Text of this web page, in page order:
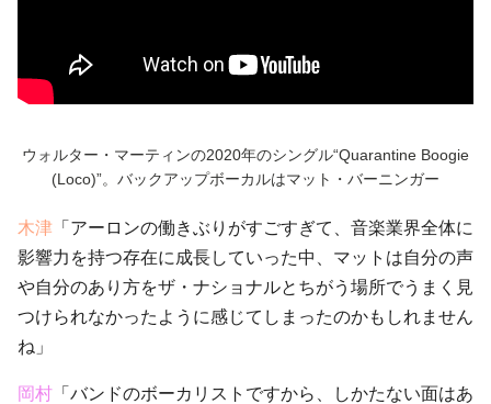
ウォルター・マーティンの2020年のシングル“Quarantine Boogie
(Loco)”。バックアップボーカルはマット・バーニンガー
木津 「アーロンの働きぶりがすごすぎて、音楽業界全体に
影響力を持つ存在に成長していった中、マットは自分の声
や自分のあり方をザ・ナショナルとちがう場所でうまく見
つけられなかったように感じてしまったのかもしれません
ね」
岡村 「バンドのボーカリストですから、しかたない面はあ